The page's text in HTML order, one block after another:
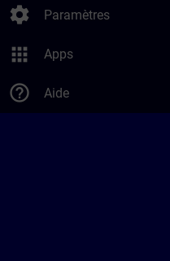
settings Paramètres
apps Apps
help_outline Aide